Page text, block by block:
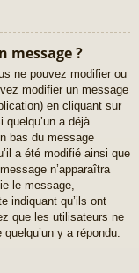
message ?
ne pouvez modifier ou
modifier un message
en cliquant sur
a déjà
bas du message
a été modifié ainsi que
n’apparaîtra
le message,
indiquant qu’ils ont
que les utilisateurs ne
y a répondu.